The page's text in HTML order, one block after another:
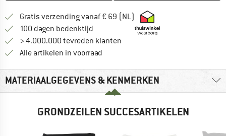
Gratis verzending vanaf € 69 (NL) Vind hier de
100 dagen bedenktijd Vind de betalingsinformatie hier!
> 4.000.000 tevreden klanten
Alle artikelen in voorraad
MATERIAALGEGEVENS & KENMERKEN
GRONDZEILEN SUCCESARTIKELEN